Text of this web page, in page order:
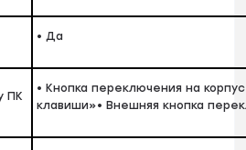
• Да
ПК
• Кнопка переключения на
клавиши»• Внешняя кнопка